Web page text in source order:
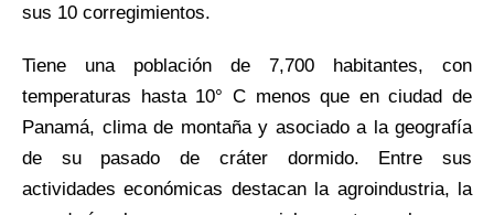
sus 10 corregimientos.
Tiene una población de 7,700 habitantes, con
temperaturas hasta 10° C menos que en ciudad de
Panamá, clima de montaña y asociado a la geografía
de su pasado de cráter dormido. Entre sus
actividades económicas destacan la agroindustria, la